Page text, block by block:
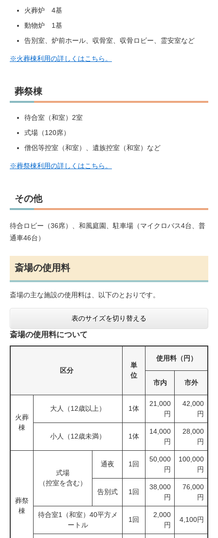
火葬炉 4基
動物炉 1基
告別室、炉前ホール、収骨室、収骨ロビー、霊安室など
※火葬棟利用の詳しくはこちら。​
葬祭棟
待合室（和室）2室
式場（120席）
僧侶等控室（和室）、遺族控室（和室）など
※葬祭棟利用の詳しくはこちら。​
その他
待合ロビー（36席）、和風庭園、駐車場（マイクロバス4台、普
通車46台）
斎場の使用料
斎場の主な施設の使用料は、以下のとおりです。
表のサイズを切り替える
斎場の使用料について
区分
単
位
使用料（円）
市内 市外
火葬
棟
大人（12歳以上） 1体
21,000
円
42,000
円
小人（12歳未満） 1体
14,000
円
28,000
円
葬祭
棟
式場
（控室を含む）
通夜 1回
50,000
円
100,000
円
告別式 1回
38,000
円
76,000
円
待合室1（和室）40平方メ
ートル
1回
2,000
円
4,100円